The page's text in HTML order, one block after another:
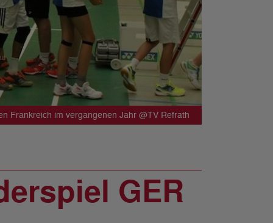
Frankreich im vergangenen Jahr @TV Refrath
GER